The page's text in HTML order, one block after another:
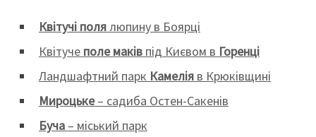
Квітучі полялюпину в Боярці
Квітуче поле маків під Києвом в Горенці
Ландшафтний парк Камелія в Крюківщині
Мироцьке– садиба Остен-Сакенів
Буча – міський парк